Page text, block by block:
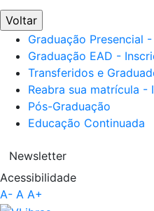
Voltar
Graduação Presencial
Graduação EAD -
Transferidos e
Reabra sua matrícula -
Pós-Graduação
Educação Continuada
Newsletter
Acessibilidade
A- A A+